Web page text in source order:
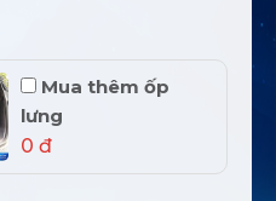
Mua thêm ốp
lưng
0 đ